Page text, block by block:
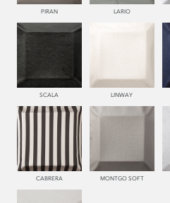
PIRAN LARIO
SCALA LINWAY
CABRERA MONTGO SOFT